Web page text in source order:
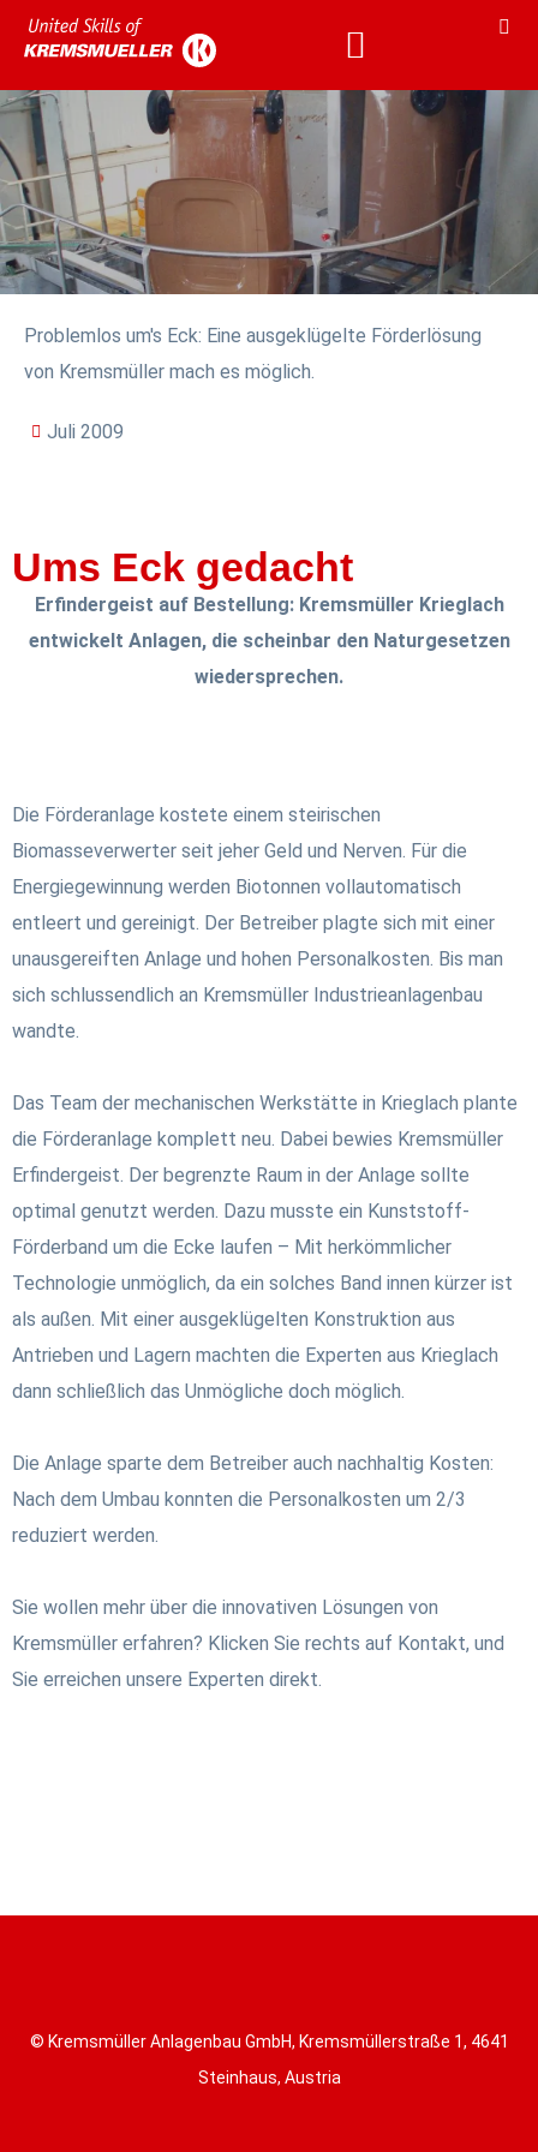
Problemlos um's Eck: Eine ausgeklügelte Förderlösung
von Kremsmüller mach es möglich.
Juli 2009
Ums Eck gedacht
Erfindergeist auf Bestellung: Kremsmüller Krieglach
entwickelt Anlagen, die scheinbar den Naturgesetzen
wiedersprechen.
Die Förderanlage kostete einem steirischen
Biomasseverwerter seit jeher Geld und Nerven. Für die
Energiegewinnung werden Biotonnen vollautomatisch
entleert und gereinigt. Der Betreiber plagte sich mit einer
unausgereiften Anlage und hohen Personalkosten. Bis man
sich schlussendlich an Kremsmüller Industrieanlagenbau
wandte.
Das Team der mechanischen Werkstätte in Krieglach plante
die Förderanlage komplett neu. Dabei bewies Kremsmüller
Erfindergeist. Der begrenzte Raum in der Anlage sollte
optimal genutzt werden. Dazu musste ein Kunststoff-
Förderband um die Ecke laufen – Mit herkömmlicher
Technologie unmöglich, da ein solches Band innen kürzer ist
als außen. Mit einer ausgeklügelten Konstruktion aus
Antrieben und Lagern machten die Experten aus Krieglach
dann schließlich das Unmögliche doch möglich.
Die Anlage sparte dem Betreiber auch nachhaltig Kosten:
Nach dem Umbau konnten die Personalkosten um 2/3
reduziert werden.
Sie wollen mehr über die innovativen Lösungen von
Kremsmüller erfahren? Klicken Sie rechts auf Kontakt, und
Sie erreichen unsere Experten direkt.
© Kremsmüller Anlagenbau GmbH, Kremsmüllerstraße 1, 4641
Steinhaus, Austria